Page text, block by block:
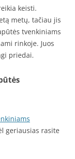
keisti.
metų, tačiau jis
tvenkiniams
rinkoje. Juos
priedai.
geriausias rasite